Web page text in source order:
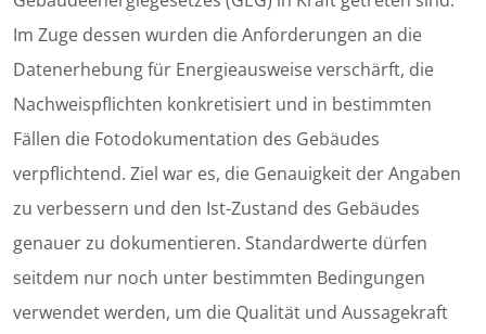
Im Zuge dessen wurden die Anforderungen an die
Datenerhebung für Energieausweise verschärft, die
Nachweispflichten konkretisiert und in bestimmten
Fällen die Fotodokumentation des Gebäudes
verpflichtend. Ziel war es, die Genauigkeit der Angaben
zu verbessern und den Ist-Zustand des Gebäudes
genauer zu dokumentieren. Standardwerte dürfen
seitdem nur noch unter bestimmten Bedingungen
verwendet werden, um die Qualität und Aussagekraft